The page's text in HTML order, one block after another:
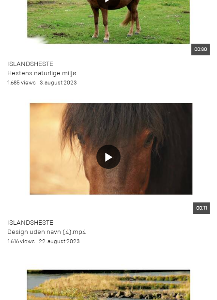
00:30
ISLANDSHESTE
Hestens naturlige miljø
1.685 views 3. august 2023
00:11
ISLANDSHESTE
Design uden navn (4).mp4
1.616 views 22. august 2023